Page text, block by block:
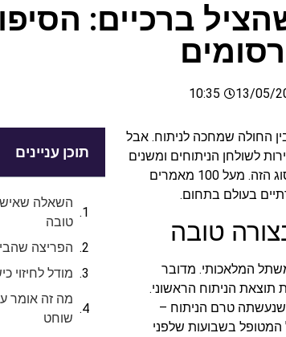
ברכיים:
13/05/
10:35
החולה שמחכה לניתוח. אבל
לשולחן הניתוחים ומשנים
את מה שקורה שם. חלק ממחקריו של פרופ' נועם שוחט הם בדיוק מהסוג הזה. מעל 100 מאמרים
בעולם בתחום.
טובה
המלאכותי. מדובר
תוצאת הניתוח הראשוני.
שנעשתה טרם הניתוח –
בשבועות שלפני
תוכן עניינים
השאלה שאיש
טובה
הפריצה
מודל לחיזוי
מה זה אומר
שוחט